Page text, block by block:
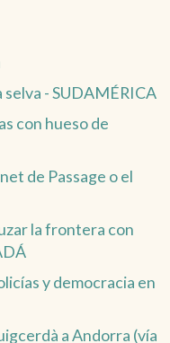
- SUDAMÉRICA
con hueso de
de Passage o el
la frontera con
y democracia en
a Andorra (vía